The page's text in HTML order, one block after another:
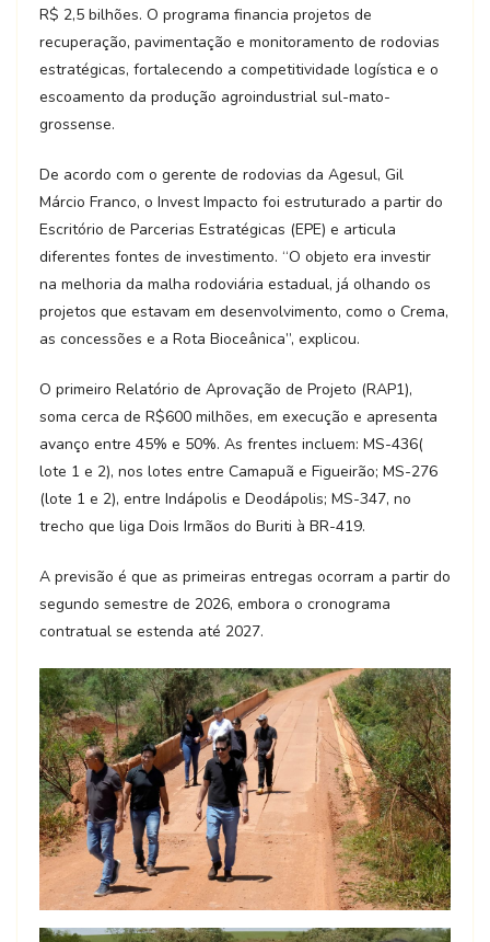
R$ 2,5 bilhões. O programa financia projetos de
recuperação, pavimentação e monitoramento de rodovias
estratégicas, fortalecendo a competitividade logística e o
escoamento da produção agroindustrial sul-mato-
grossense.
De acordo com o gerente de rodovias da Agesul, Gil
Márcio Franco, o Invest Impacto foi estruturado a partir do
Escritório de Parcerias Estratégicas (EPE) e articula
diferentes fontes de investimento. “O objeto era investir
na melhoria da malha rodoviária estadual, já olhando os
projetos que estavam em desenvolvimento, como o Crema,
as concessões e a Rota Bioceânica”, explicou.
O primeiro Relatório de Aprovação de Projeto (RAP1),
soma cerca de R$600 milhões, em execução e apresenta
avanço entre 45% e 50%. As frentes incluem: MS-436(
lote 1 e 2), nos lotes entre Camapuã e Figueirão; MS-276
(lote 1 e 2), entre Indápolis e Deodápolis; MS-347, no
trecho que liga Dois Irmãos do Buriti à BR-419.
A previsão é que as primeiras entregas ocorram a partir do
segundo semestre de 2026, embora o cronograma
contratual se estenda até 2027.